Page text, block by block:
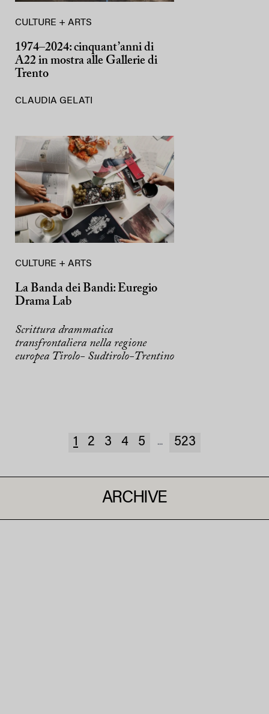
CULTURE + ARTS
1974–2024: cinquant’anni di
A22 in mostra alle Gallerie di
Trento
CLAUDIA GELATI
CULTURE + ARTS
La Banda dei Bandi: Euregio
Drama Lab
Scrittura drammatica
transfrontaliera nella regione
europea Tirolo- Sudtirolo-Trentino
1 2 3 4 5 ... 523
ARCHIVE